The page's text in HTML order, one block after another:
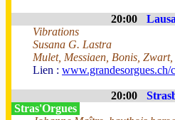
20:00
Vibrations
Susana G. Lastra
Mulet, Messiaen, Bonis,
Lien : www.grandesorgues.ch/
20:00
Stras'Orgues